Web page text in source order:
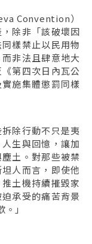
Convention）
除非「該破壞因
樣禁止以民用物
非法且肆意地大
第四次日內瓦公
施集體懲罰同樣
除行動不只是夷
生與回憶，讓加
土。對那些被禁
人而言，即使他
土機持續摧毀家
承受的痛苦背景
」